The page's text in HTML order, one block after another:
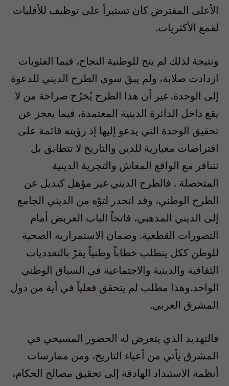
الأعلى المفترض كان تستيراً على توظيف للأقليات
لقمع الأكثريات.
ونتيجة لذلك لم يتح للوطنية النجاح، فيما الفئويات
ازدادت صلابة، ولم يبقَ سوى الطرح الديني للدعوة
إلى الوحدة. غير أن هذا الطرح يُخرُج صراحة من لا
يقع داخل الدائرة الدينية المعتمدة، فيما يعجز عن
تحقيق الوحدة التي يدعو إليها إذ رؤيته قائمة على
افتراضات معيارية للدين والتاريخ لا تتطابق بل
تتنافر مع الواقع المعاش والتجرية الدينية
المتحصلة . فالطرح الديني غير مؤهل كبديل عن
الطرح الوطني، وقد انحدر لتوّه من الديني الجامع
إلى الديني المذهبي، فاتحاً الباب العريض أمام
التصورات القطعية. وضمان الاستمرارية الصحية
للوطن ككل يتطلب خطاباً وطنياً يقرّ بالتعدديات
الثقافية والدينية والاجتماعية في السياق الوطني
الواحد.وهذا مطلب لم يتحقق فعلياً في أية من دول
المشرق العربي.
فالتهديد الذي يتعرض له الحضور المسيحي في
المشرق يأتي من أعباء التاريخ، ومن ممارسات
أنظمة الاستبداد الهادفة إلى تحقيق مصالح الحكام،